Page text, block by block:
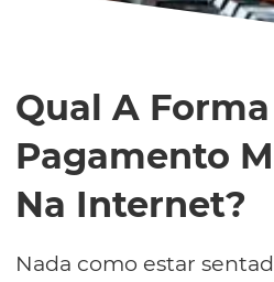
Qual A
Pagamento
Na Internet?
Nada como estar